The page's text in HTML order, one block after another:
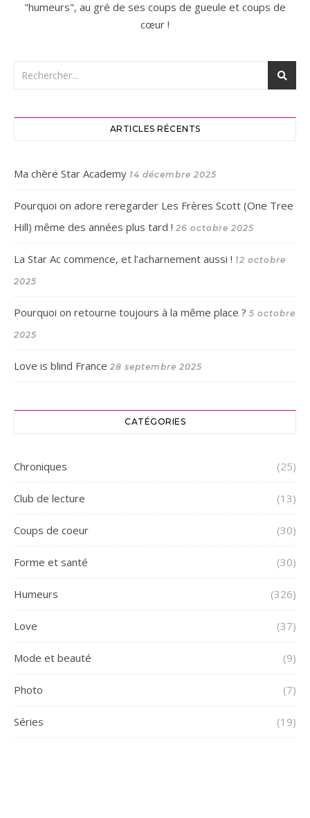
"humeurs", au gré de ses coups de gueule et coups de
cœur !
ARTICLES RÉCENTS
Ma chère Star Academy 14 décembre 2025
Pourquoi on adore reregarder Les Frères Scott (One Tree
Hill) même des années plus tard ! 26 octobre 2025
La Star Ac commence, et l’acharnement aussi ! 12 octobre
2025
Pourquoi on retourne toujours à la même place ? 5 octobre
2025
Love is blind France 28 septembre 2025
CATÉGORIES
Chroniques (25)
Club de lecture (13)
Coups de coeur (30)
Forme et santé (30)
Humeurs (326)
Love (37)
Mode et beauté (9)
Photo (7)
Séries (19)